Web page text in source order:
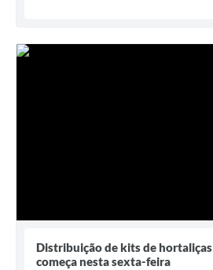
Distribuição de kits de hortaliças
começa nesta sexta-feira